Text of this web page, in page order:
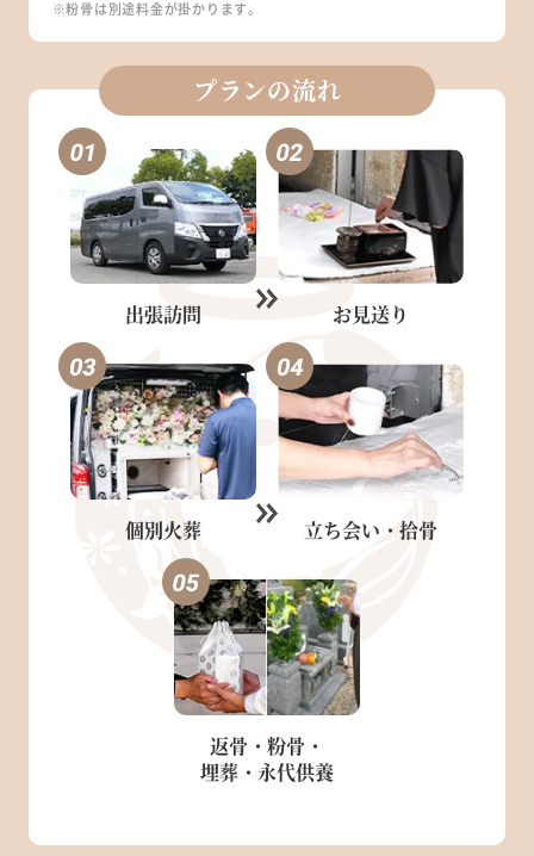
※粉骨は別途料金が掛かります。
プランの流れ
出張訪問 お見送り
個別火葬 立ち会い・拾骨
返骨・粉骨・
埋葬・永代供養